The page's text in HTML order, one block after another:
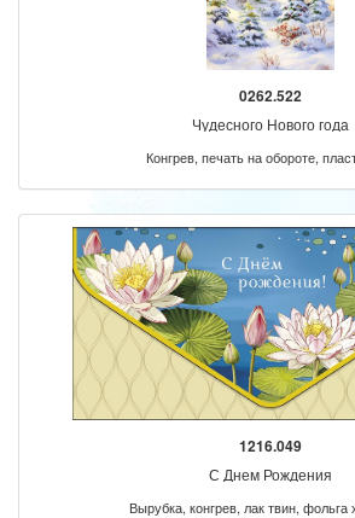
0262.522
Чудесного Нового года
Конгрев, печать на обороте,
1216.049
С Днем Рождения
Вырубка, конгрев, лак твин, фольга